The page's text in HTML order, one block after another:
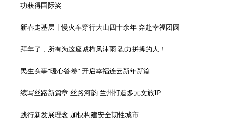
功获得国际奖
新春走基层丨慢火车穿行大山四十余年 奔赴幸福团圆
拜年了，所有为这座城栉风沐雨 勠力拼搏的人！
民生实事“暖心答卷” 开启幸福连云新年新篇
续写丝路新篇章 丝路河韵 兰州打造多元文旅IP
践行新发展理念 加快构建安全韧性城市